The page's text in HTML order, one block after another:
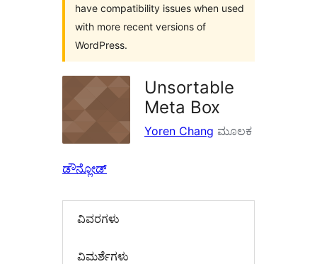
have compatibility issues when used
with more recent versions of
WordPress.
Unsortable
Meta Box
Yoren Chang ಮೂಲಕ
ಡೌನ್ಲೋಡ್
ವಿವರಗಳು
‍ವಿಮರ್ಶೆಗಳು‍